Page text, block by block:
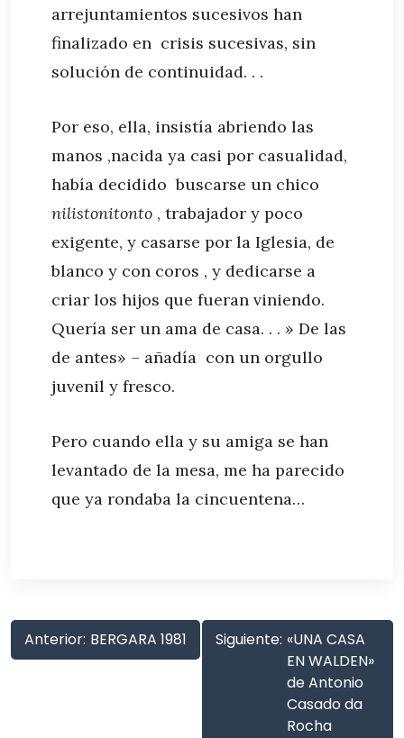
arrejuntamientos sucesivos han
finalizado en crisis sucesivas, sin
solución de continuidad. . .
Por eso, ella, insistía abriendo las
manos ,nacida ya casi por casualidad,
había decidido buscarse un chico
nilistonitonto , trabajador y poco
exigente, y casarse por la Iglesia, de
blanco y con coros , y dedicarse a
criar los hijos que fueran viniendo.
Quería ser un ama de casa. . . » De las
de antes» – añadía con un orgullo
juvenil y fresco.
Pero cuando ella y su amiga se han
levantado de la mesa, me ha parecido
que ya rondaba la cincuentena…
Anterior: BERGARA 1981 Siguiente: «UNA CASA
EN WALDEN»
de Antonio
Casado da
Rocha